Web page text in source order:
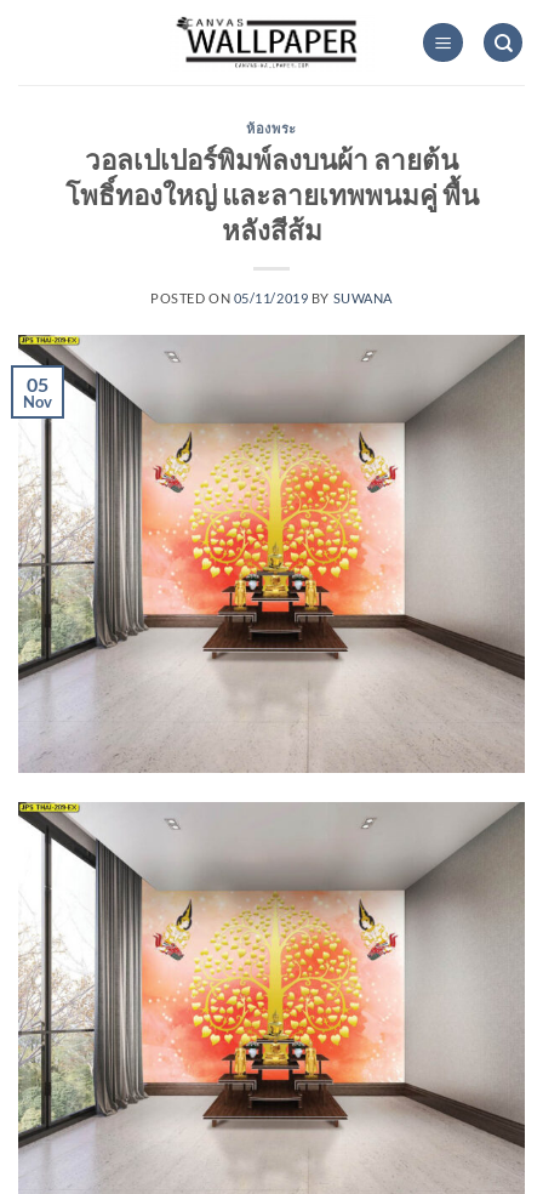
ห้องพระ
วอลเปเปอร์พิมพ์ลงบนผ้า ลายต้น
โพธิ์ทองใหญ่ และลายเทพพนมคู่ พื้น
หลังสีส้ม
POSTED ON 05/11/2019 BY SUWANA
05
Nov